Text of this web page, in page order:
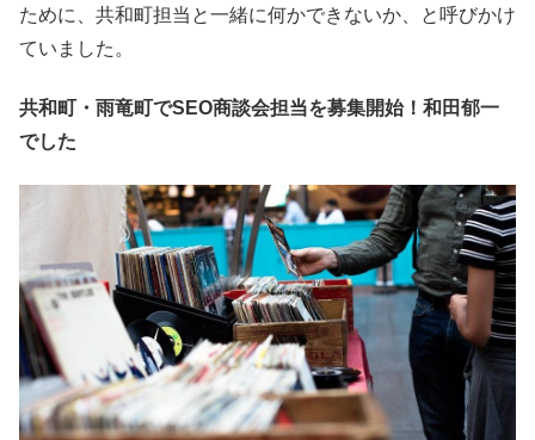
ために、共和町担当と一緒に何かできないか、と呼びかけ
ていました。
共和町・雨竜町でSEO商談会担当を募集開始！和田郁一
でした